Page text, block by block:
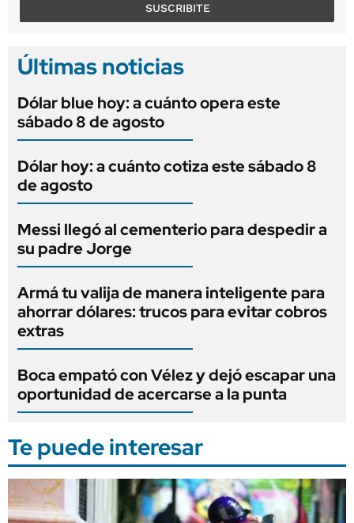
SUSCRIBITE
Últimas noticias
Dólar blue hoy: a cuánto opera este
sábado 8 de agosto
Dólar hoy: a cuánto cotiza este sábado 8
de agosto
Messi llegó al cementerio para despedir a
su padre Jorge
Armá tu valija de manera inteligente para
ahorrar dólares: trucos para evitar cobros
extras
Boca empató con Vélez y dejó escapar una
oportunidad de acercarse a la punta
Te puede interesar